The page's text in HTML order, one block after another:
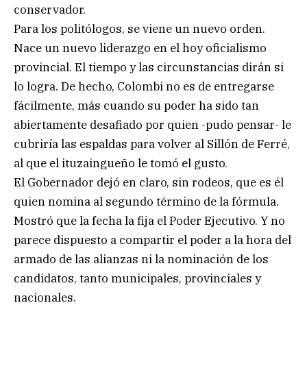
conservador.
Para los politólogos, se viene un nuevo orden.
Nace un nuevo liderazgo en el hoy oficialismo
provincial. El tiempo y las circunstancias dirán si
lo logra. De hecho, Colombi no es de entregarse
fácilmente, más cuando su poder ha sido tan
abiertamente desafiado por quien -pudo pensar- le
cubriría las espaldas para volver al Sillón de Ferré,
al que el ituzaingueño le tomó el gusto.
El Gobernador dejó en claro, sin rodeos, que es él
quien nomina al segundo término de la fórmula.
Mostró que la fecha la fija el Poder Ejecutivo. Y no
parece dispuesto a compartir el poder a la hora del
armado de las alianzas ni la nominación de los
candidatos, tanto municipales, provinciales y
nacionales.